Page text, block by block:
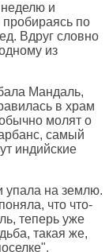
и
по
Вдруг словно
из
Мандаль,
в храм
молят о
самый
индийские
упала на землю.
что что-
теперь уже
такая же,